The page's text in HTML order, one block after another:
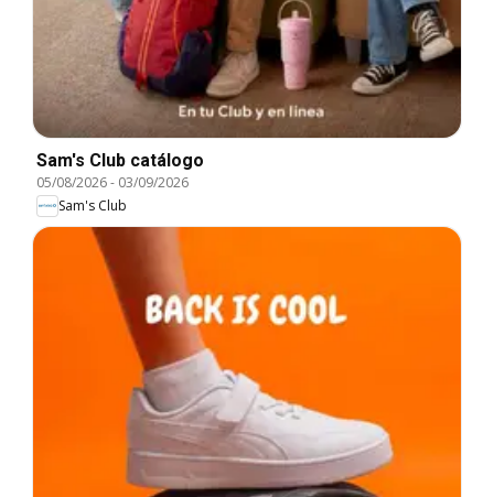
Sam's Club catálogo
05/08/2026- 03/09/2026
Sam's Club